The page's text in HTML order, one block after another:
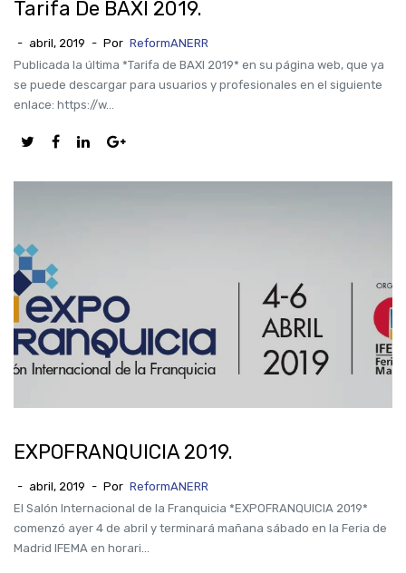
Tarifa De BAXI 2019.
- abril, 2019 - Por ReformANERR
Publicada la última *Tarifa de BAXI 2019* en su página web, que ya
se puede descargar para usuarios y profesionales en el siguiente
enlace: https://w...
EXPOFRANQUICIA 2019.
- abril, 2019 - Por ReformANERR
El Salón Internacional de la Franquicia *EXPOFRANQUICIA 2019*
comenzó ayer 4 de abril y terminará mañana sábado en la Feria de
Madrid IFEMA en horari...